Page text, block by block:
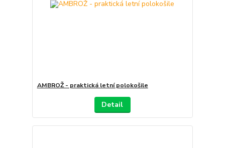
AMBROŽ - praktická letní polokošile
Detail